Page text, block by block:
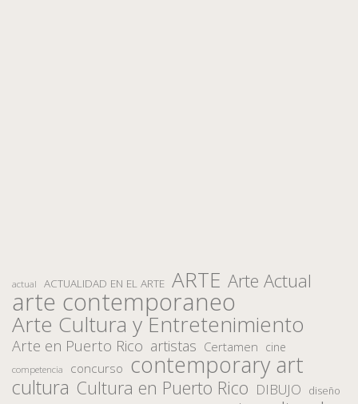
actual ACTUALIDAD EN EL ARTE ARTE Arte Actual
arte contemporaneo
Arte Cultura y Entretenimiento
Arte en Puerto Rico artistas Certamen cine
competencia concurso contemporary art
cultura Cultura en Puerto Rico DIBUJO diseño